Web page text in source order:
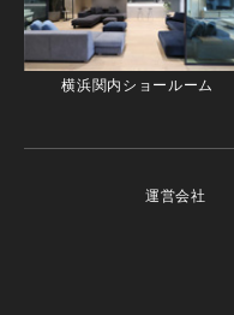
横浜関内ショールーム
運営会社